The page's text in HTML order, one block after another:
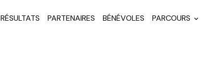
RÉSULTATS PARTENAIRES BÉNÉVOLES PARCOURS